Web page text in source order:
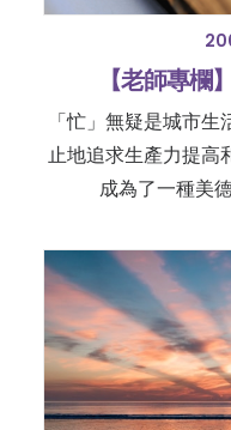
【老師專欄
「忙」無疑是城市
止地追求生產力提高
成為了一種美